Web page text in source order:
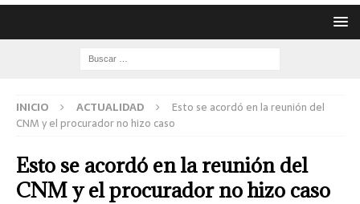
INICIO ACTUALIDAD
Esto se acordó en la reunión del
CNM y el procurador no hizo caso
Esto se acordó en la reunión del
CNM y el procurador no hizo caso